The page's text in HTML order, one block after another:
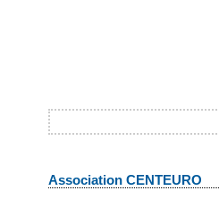
Association CENTEURO